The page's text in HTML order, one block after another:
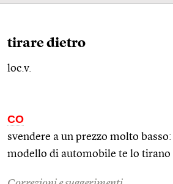
tirare dietro
loc.v.
CO
svendere a un prezzo molto
modello di automobile te lo tirano